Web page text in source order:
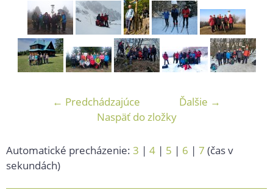
← Predchádzajúce
Ďalšie →
Naspäť do zložky
Automatické precházenie: 3 | 4 | 5 | 6 | 7 (čas v
sekundách)